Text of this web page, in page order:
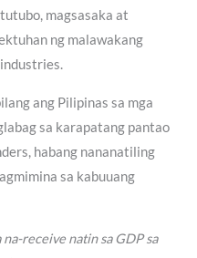
magsasaka at
ng malawakang
ang Pilipinas sa mga
sa karapatang pantao
habang nananatiling
sa kabuuang
na-receive natin sa GDP sa